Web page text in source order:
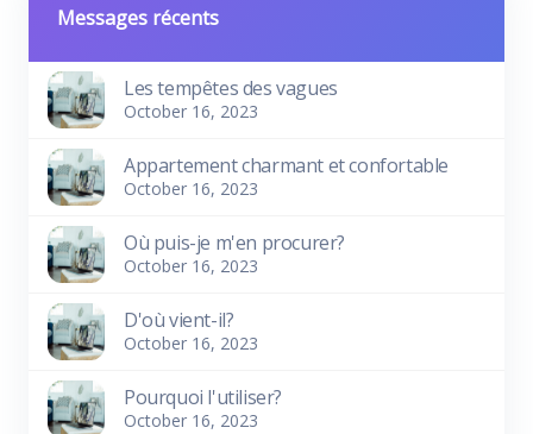
Messages récents
Les tempêtes des vagues
October 16, 2023
Appartement charmant et confortable
October 16, 2023
Où puis-je m'en procurer?
October 16, 2023
D'où vient-il?
October 16, 2023
Pourquoi l'utiliser?
October 16, 2023